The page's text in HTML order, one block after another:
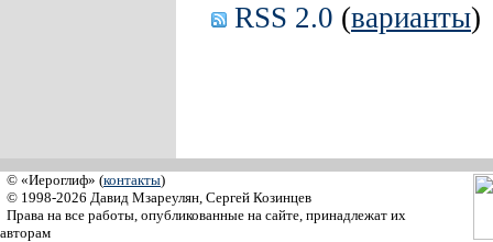
RSS 2.0 (варианты)
© «Иероглиф» (контакты)
© 1998-2026 Давид Мзареулян, Сергей Козинцев
Права на все работы, опубликованные на сайте, принадлежат их
авторам